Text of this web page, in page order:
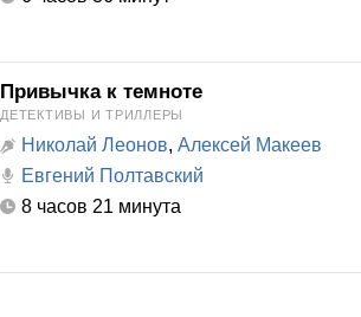
Привычка к темноте
ДЕТЕКТИВЫ И ТРИЛЛЕРЫ
Николай Леонов, Алексей Макеев
Евгений Полтавский
8 часов 21 минута